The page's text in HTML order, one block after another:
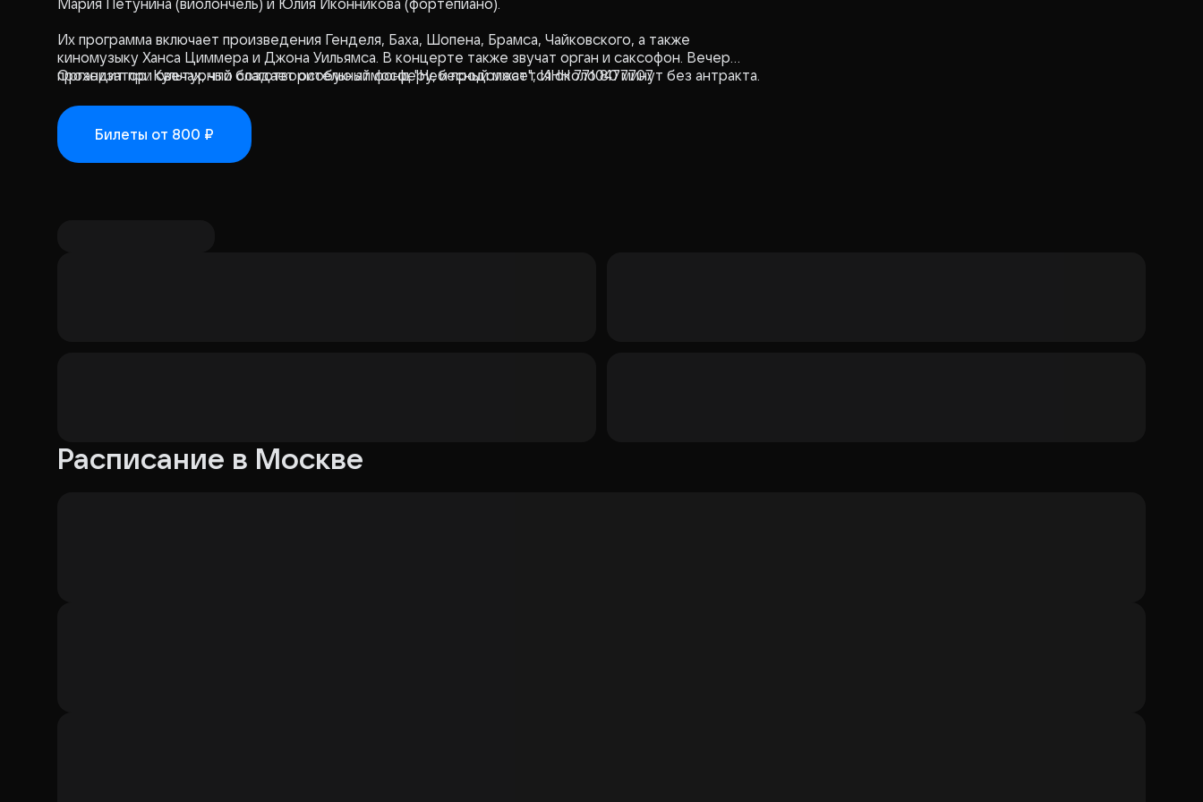
Мария Петунина (виолончель) и Юлия Иконникова (фортепиано).
Их программа включает произведения Генделя, Баха, Шопена, Брамса, Чайковского, а также
киномузыку Ханса Циммера и Джона Уильямса. В концерте также звучат орган и саксофон. Вечер
проходит при свечах, что создает особую атмосферу, и продолжается около 80 минут без антракта.
Организатор: Культурный благотворительный фонд "Небесный мост", ИНН 7710477707
Билеты от 800 ₽
Расписание в Москве